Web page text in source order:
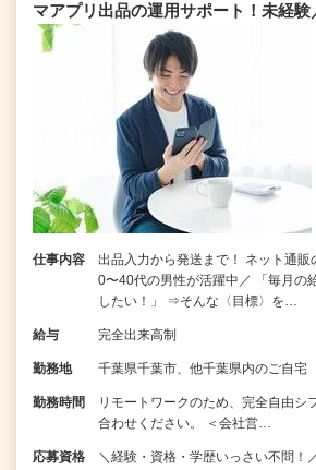
マアプリ出品の運用サポート！未経験
仕事内容
出品入力から発送まで！ ネット通
0〜40代の男性が活躍中／ 「毎月の
したい！」 ⇒そんな〈目標〉を…
給与 完全出来高制
勤務地 千葉県千葉市、他千葉県内のご自
勤務時間
リモートワークのため、完全自由シ
合わせください。 ＜会社営…
応募資格 ＼経験・資格・学歴いっさい不問！